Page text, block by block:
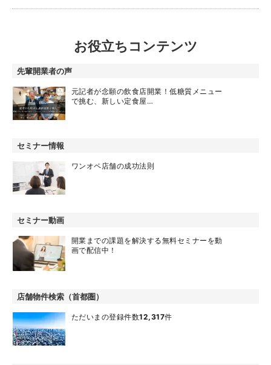
お役立ちコンテンツ
先輩開業者の声
元記者が念願の飲食店開業！低糖質メニュー
で挑む、新しい定食屋…
セミナー情報
ワンオペ店舗の成功法則
セミナー動画
開業までの課題を解決する無料セミナーを動
画で配信中！
店舗物件検索（首都圏）
ただいまの登録件数12,317件